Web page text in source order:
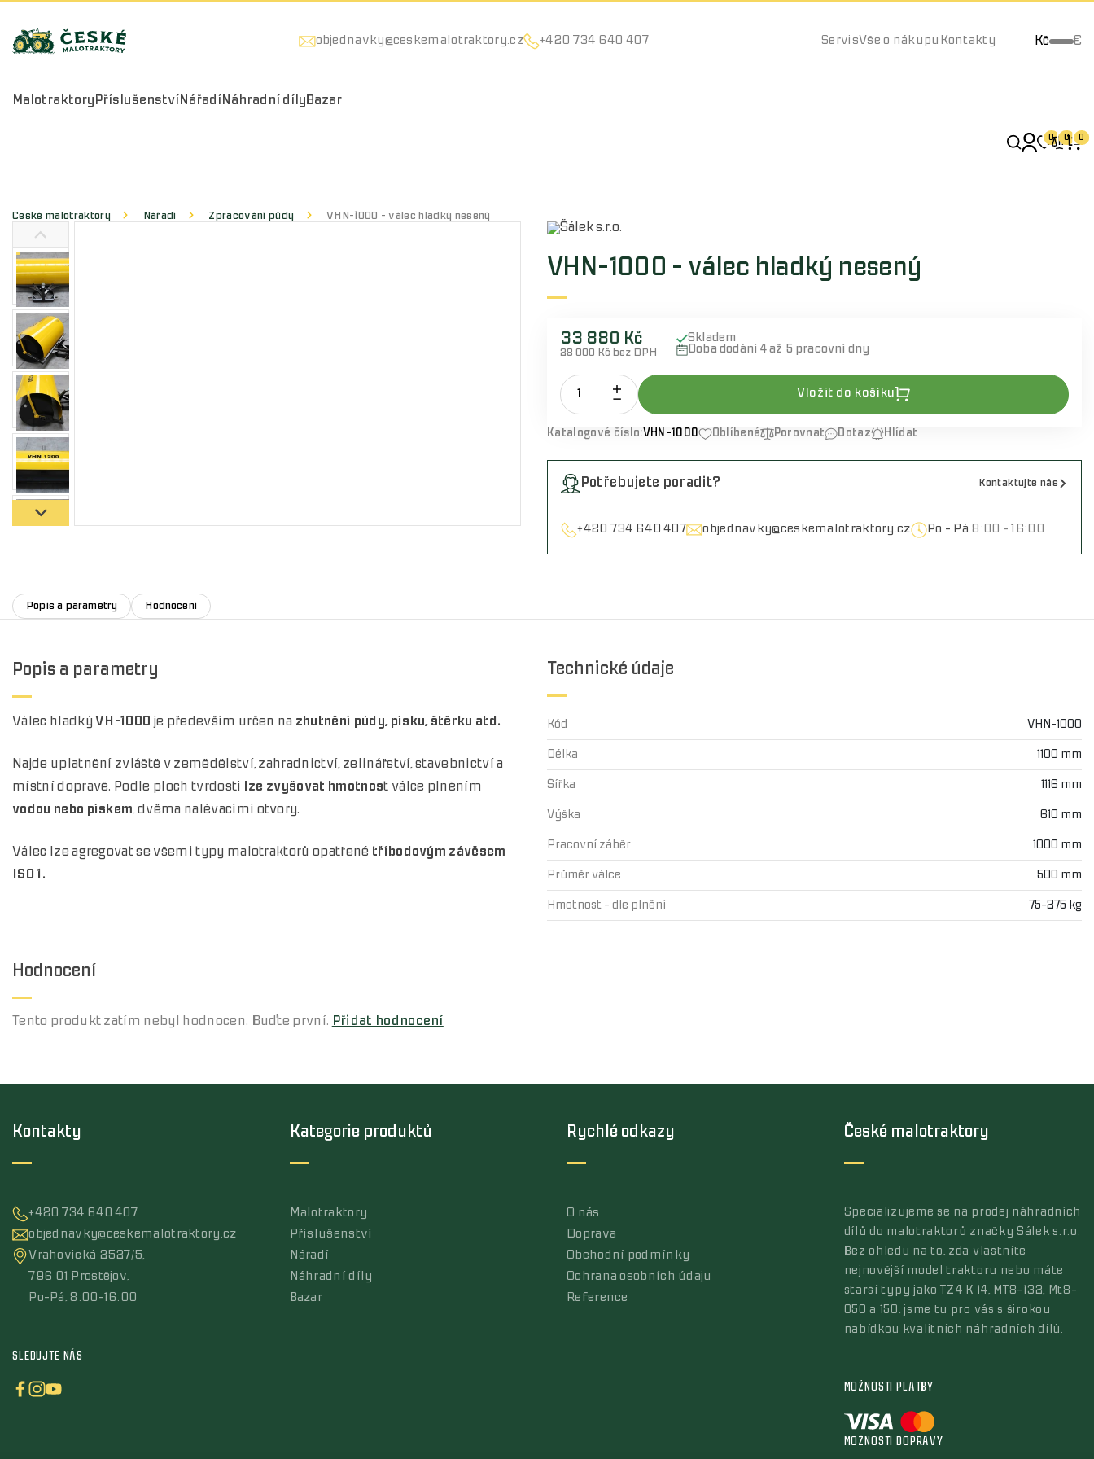
objednavky@ceskemalotraktory.cz +420 734 640 407 ServisVše o nákupu Kontakty Kč €
Malotraktory Příslušenství Nářadí Náhradní díly Bazar
0 0 0
České malotraktory Nářadí Zpracování půdy VHN-1000 - válec hladký nesený
VHN-1000 - válec hladký nesený
33 880 Kč
28 000 Kč bez DPH
Skladem
Doba dodání 4 až 5 pracovní dny
Vložit do košíku
Katalogové číslo:VHN-1000 Oblíbené Porovnat Dotaz Hlídat
Potřebujete poradit? Kontaktujte nás
+420 734 640 407 objednavky@ceskemalotraktory.cz Po - Pá 8:00 - 16:00
Popis a parametry Hodnocení
Popis a parametry
Válec hladký VH-1000 je především určen na zhutnění půdy, písku, štěrku atd.
Najde uplatnění zvláště v zemědělství, zahradnictví, zelinářství, stavebnictví a
místní dopravě. Podle ploch tvrdosti
lze zvyšovat hmotnost válce plněním
vodou nebo pískem, dvěma nalévacími otvory.
Válec lze agregovat se všemi typy malotraktorů opatřené tříbodovým závěsem
ISO 1.
Technické údaje
Kód VHN-1000
Délka 1100 mm
Šířka 1116 mm
Výška 610 mm
Pracovní záběr 1000 mm
Průměr válce 500 mm
Hmotnost - dle plnění 75-275 kg
Hodnocení
Tento produkt zatím nebyl hodnocen. Buďte první. Přidat hodnocení
Kontakty
+420 734 640 407
objednavky@ceskemalotraktory.cz
Vrahovická 2527/5,
796 01 Prostějov,
Po-Pá, 8:00-16:00
SLEDUJTE NÁS
Kategorie produktů
Malotraktory
Příslušenství
Nářadí
Náhradní díly
Bazar
Rychlé odkazy
O nás
Doprava
Obchodní podmínky
Ochrana osobních údaju
Reference
České malotraktory
Specializujeme se na prodej náhradních
dílů do malotraktorů značky Šálek s.r.o.
Bez ohledu na to, zda vlastníte
nejnovější model traktoru nebo máte
starší typy jako TZ4 K 14, MT8-132, Mt8-
050 a 150, jsme tu pro vás s širokou
nabídkou kvalitních náhradních dílů.
MOŽNOSTI PLATBY
MOŽNOSTI DOPRAVY